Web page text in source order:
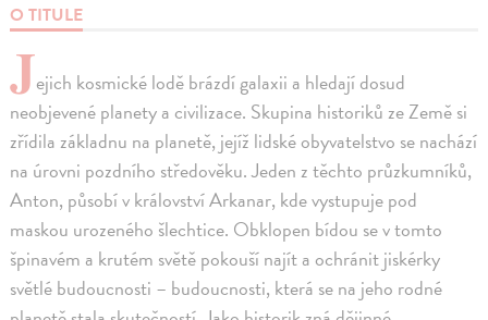
O TITULE
Jejich kosmické lodě brázdí galaxii a hledají dosud
neobjevené planety a civilizace. Skupina historiků ze Země si
zřídila základnu na planetě, jejíž lidské obyvatelstvo se nachází
na úrovni pozdního středověku. Jeden z těchto průzkumníků,
Anton, působí v království Arkanar, kde vystupuje pod
maskou urozeného šlechtice. Obklopen bídou se v tomto
špinavém a krutém světě pokouší najít a ochránit jiskérky
světlé budoucnosti – budoucnosti, která se na jeho rodné